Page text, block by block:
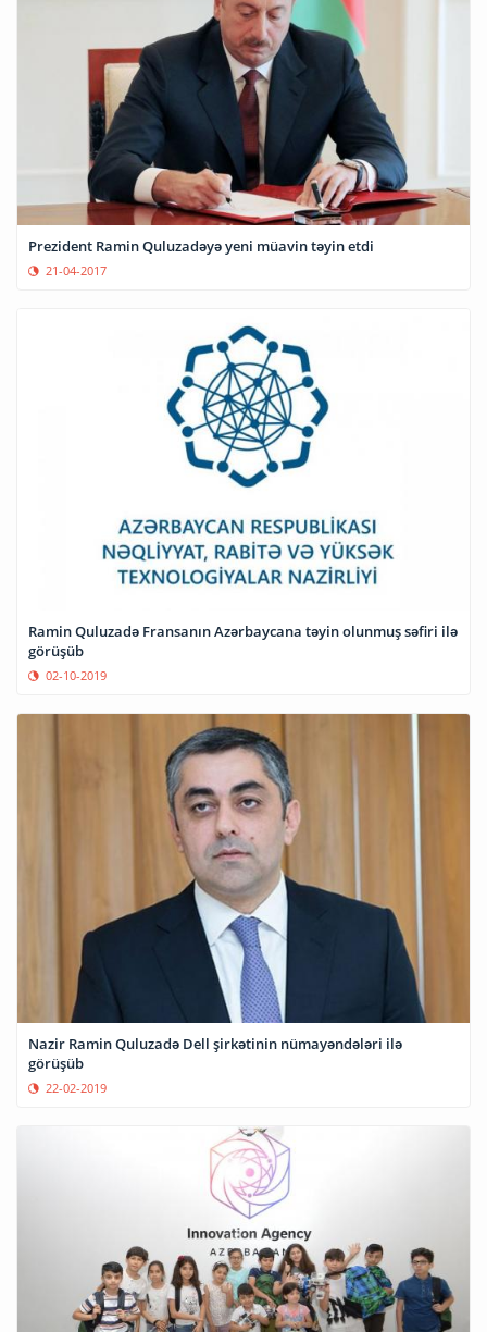
Prezident Ramin Quluzadəyə yeni müavin təyin etdi
21-04-2017
Ramin Quluzadə Fransanın Azərbaycana təyin olunmuş səfiri ilə
görüşüb
02-10-2019
Nazir Ramin Quluzadə Dell şirkətinin nümayəndələri ilə
görüşüb
22-02-2019